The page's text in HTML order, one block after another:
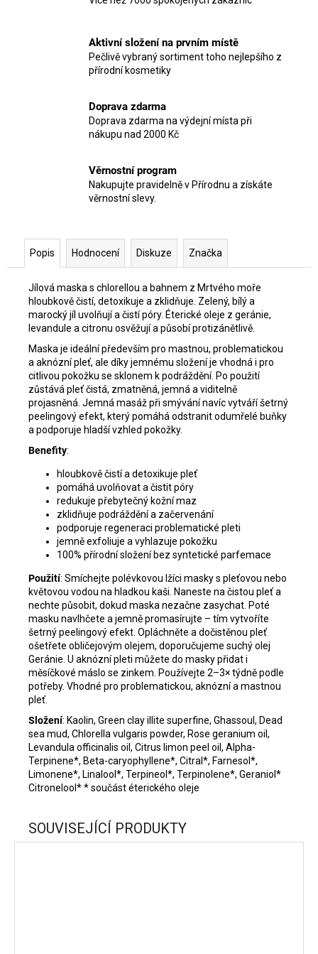
Aktivní složení na prvním místě
Pečlivě vybraný sortiment toho nejlepšího z
přírodní kosmetiky
Doprava zdarma
Doprava zdarma na výdejní místa při
nákupu nad 2000 Kč
Věrnostní program
Nakupujte pravidelně v Přírodnu a získáte
věrnostní slevy.
Popis Hodnocení Diskuze Značka
Jílová maska s chlorellou a bahnem z Mrtvého moře
hloubkově čistí, detoxikuje a zklidňuje. Zelený, bílý a
marocký jíl uvolňují a čistí póry. Éterické oleje z geránie,
levandule a citronu osvěžují a působí protizánětlivě.
Maska je ideální především pro mastnou, problematickou
a aknózní pleť, ale díky jemnému složení je vhodná i pro
citlivou pokožku se sklonem k podráždění. Po použití
zůstává pleť čistá, zmatněná, jemná a viditelně
projasněná. Jemná masáž při smývání navíc vytváří šetrný
peelingový efekt, který pomáhá odstranit odumřelé buňky
a podporuje hladší vzhled pokožky.
Benefity:
hloubkově čistí a detoxikuje pleť
pomáhá uvolňovat a čistit póry
redukuje přebytečný kožní maz
zklidňuje podráždění a začervenání
podporuje regeneraci problematické pleti
jemně exfoliuje a vyhlazuje pokožku
100% přírodní složení bez syntetické parfemace
Použití: Smíchejte polévkovou lžíci masky s pleťovou nebo
květovou vodou na hladkou kaši. Naneste na čistou pleť a
nechte působit, dokud maska nezačne zasychat. Poté
masku navlhčete a jemně promasírujte – tím vytvoříte
šetrný peelingový efekt. Opláchněte a dočistěnou pleť
ošetřete obličejovým olejem, doporučujeme suchý olej
Geránie. U aknózní pleti můžete do masky přidat i
měsíčkové máslo se zinkem. Používejte 2–3× týdně podle
potřeby. Vhodné pro problematickou, aknózní a mastnou
pleť.
Složení: Kaolin, Green clay illite superfine, Ghassoul, Dead
sea mud, Chlorella vulgaris powder, Rose geranium oil,
Levandula officinalis oil, Citrus limon peel oil, Alpha-
Terpinene*, Beta-caryophyllene*, Citral*, Farnesol*,
Limonene*, Linalool*, Terpineol*, Terpinolene*, Geraniol*
Citronelool* * součást éterického oleje
SOUVISEJÍCÍ PRODUKTY